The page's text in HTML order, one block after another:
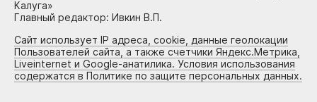
Калуга»
Главный редактор: Ивкин В.П.
Сайт использует IP адреса, cookie, данные геолокации
Пользователей сайта, а также счетчики Яндекс.Метрика,
Liveinternet и Google-анатилика. Условия использования
содержатся в Политике по защите персональных данных.